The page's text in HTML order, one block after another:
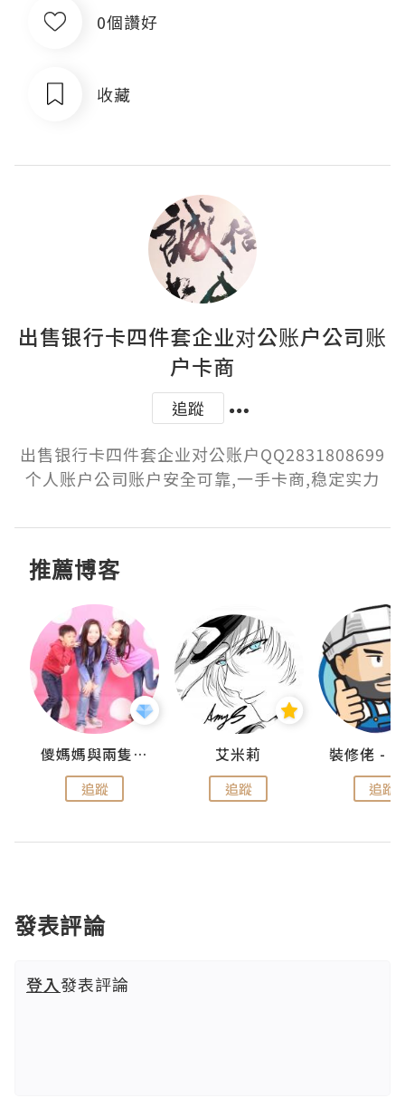
0個讚好
收藏
出售银行卡四件套企业对公账户公司账
户卡商
追蹤
出售银行卡四件套企业对公账户QQ2831808699
个人账户公司账户安全可靠,一手卡商,稳定实力
推薦博客
儍媽媽與兩隻小魔怪之家
追蹤
艾米莉
追蹤 追蹤
發表評論
登入發表評論